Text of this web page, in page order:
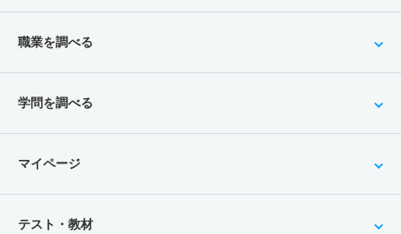
職業を調べる
学問を調べる
マイページ
テスト・教材